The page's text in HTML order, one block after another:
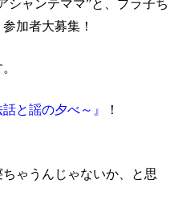
シャンテママ”と、プラ子ち
加者大募集！
と謡の夕べ～』 ！
ゃうんじゃないか、と思